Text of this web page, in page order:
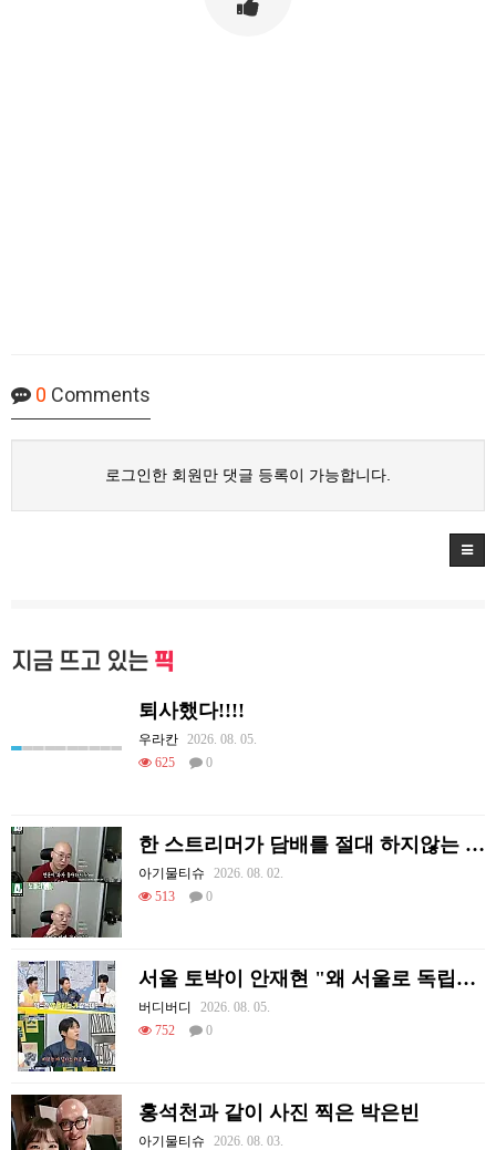
0 Comments
로그인한 회원만 댓글 등록이 가능합니다.
지금 뜨고 있는 픽
퇴사했다!!!!
우라칸 2026. 08. 05.
625
0
한 스트리머가 담배를 절대 하지않는 이유
아기물티슈
2026. 08. 02.
513
0
서울 토박이 안재현 "왜 서울로 독립해?"
버디버디
2026. 08. 05.
752
0
홍석천과 같이 사진 찍은 박은빈
아기물티슈
2026. 08. 03.